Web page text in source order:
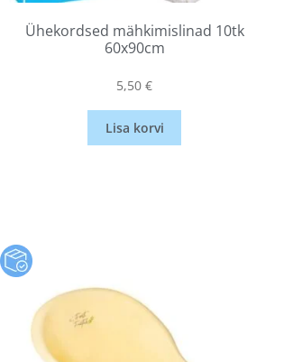
Ühekordsed mähkimislinad 10tk
60x90cm
5,50€
Lisa korvi